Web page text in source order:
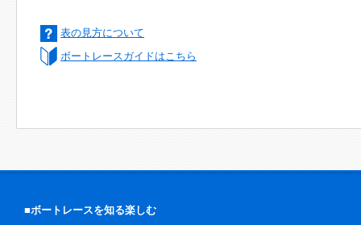
表の見方について
ボートレースガイドはこちら
■ボートレースを知る楽しむ